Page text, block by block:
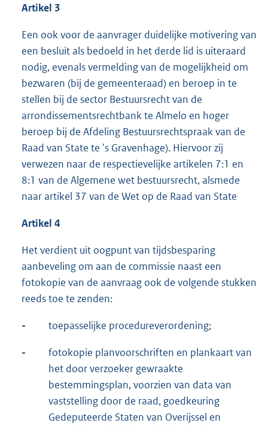
Artikel 3
Een ook voor de aanvrager duidelijke motivering van
een besluit als bedoeld in het derde lid is uiteraard
nodig, evenals vermelding van de mogelijkheid om
bezwaren (bij de gemeenteraad) en beroep in te
stellen bij de sector Bestuursrecht van de
arrondissementsrechtbank te Almelo en hoger
beroep bij de Afdeling Bestuursrechtspraak van de
Raad van State te 's Gravenhage). Hiervoor zij
verwezen naar de respectievelijke artikelen 7:1 en
8:1 van de Algemene wet bestuursrecht, alsmede
naar artikel 37 van de Wet op de Raad van State
Artikel 4
Het verdient uit oogpunt van tijdsbesparing
aanbeveling om aan de commissie naast een
fotokopie van de aanvraag ook de volgende stukken
reeds toe te zenden:
- toepasselijke procedureverordening;
-
fotokopie planvoorschriften en plankaart van
het door verzoeker gewraakte
bestemmingsplan, voorzien van data van
vaststelling door de raad, goedkeuring
Gedeputeerde Staten van Overijssel en